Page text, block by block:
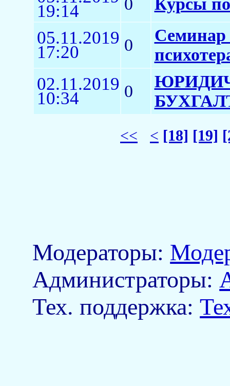
19:14 0 Курсы
05.11.2019
17:20 0
Семинар
02.11.2019
10:34 0
<< < [18] [19]
Модераторы:
Aдминистраторы:
Тех. поддержка: